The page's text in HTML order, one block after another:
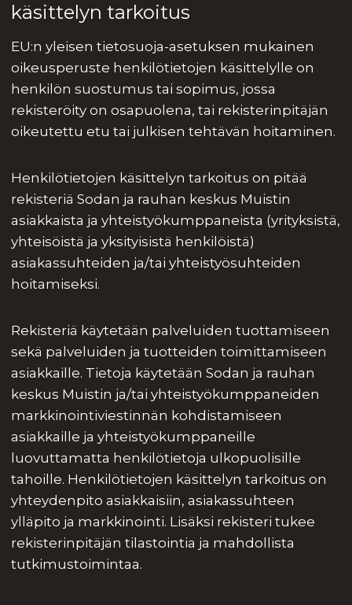
käsittelyn tarkoitus
EU:n yleisen tietosuoja-asetuksen mukainen
oikeusperuste henkilötietojen käsittelylle on
henkilön suostumus tai sopimus, jossa
rekisteröity on osapuolena, tai rekisterinpitäjän
oikeutettu etu tai julkisen tehtävän hoitaminen.
Henkilötietojen käsittelyn tarkoitus on pitää
rekisteriä Sodan ja rauhan keskus Muistin
asiakkaista ja yhteistyökumppaneista (yrityksistä,
yhteisöistä ja yksityisistä henkilöistä)
asiakassuhteiden ja/tai yhteistyösuhteiden
hoitamiseksi.
Rekisteriä käytetään palveluiden tuottamiseen
sekä palveluiden ja tuotteiden toimittamiseen
asiakkaille. Tietoja käytetään Sodan ja rauhan
keskus Muistin ja/tai yhteistyökumppaneiden
markkinointiviestinnän kohdistamiseen
asiakkaille ja yhteistyökumppaneille
luovuttamatta henkilötietoja ulkopuolisille
tahoille. Henkilötietojen käsittelyn tarkoitus on
yhteydenpito asiakkaisiin, asiakassuhteen
ylläpito ja markkinointi. Lisäksi rekisteri tukee
rekisterinpitäjän tilastointia ja mahdollista
tutkimustoimintaa.